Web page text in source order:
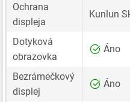
Ochrana
displeja
Kunlun
Dotyková
obrazovka
Áno
Bezrámečkový
displej
Áno